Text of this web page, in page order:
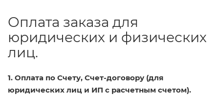
Оплата заказа для
юридических и физических
лиц.
1. Оплата по Счету, Счет-договору (для
юридических лиц и ИП с расчетным счетом).